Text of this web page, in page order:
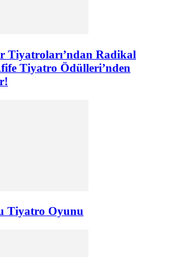
Tiyatroları’ndan Radikal
Tiyatro Ödülleri’nden
Tiyatro Oyunu